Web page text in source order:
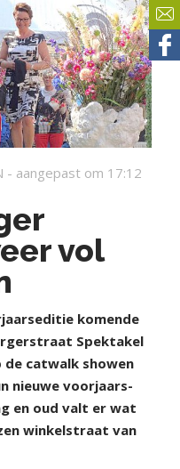
- aangepast om 17:12
vol
komende
Spektakel
catwalk showen
nieuwe voorjaars-
en oud valt er wat
winkelstraat van